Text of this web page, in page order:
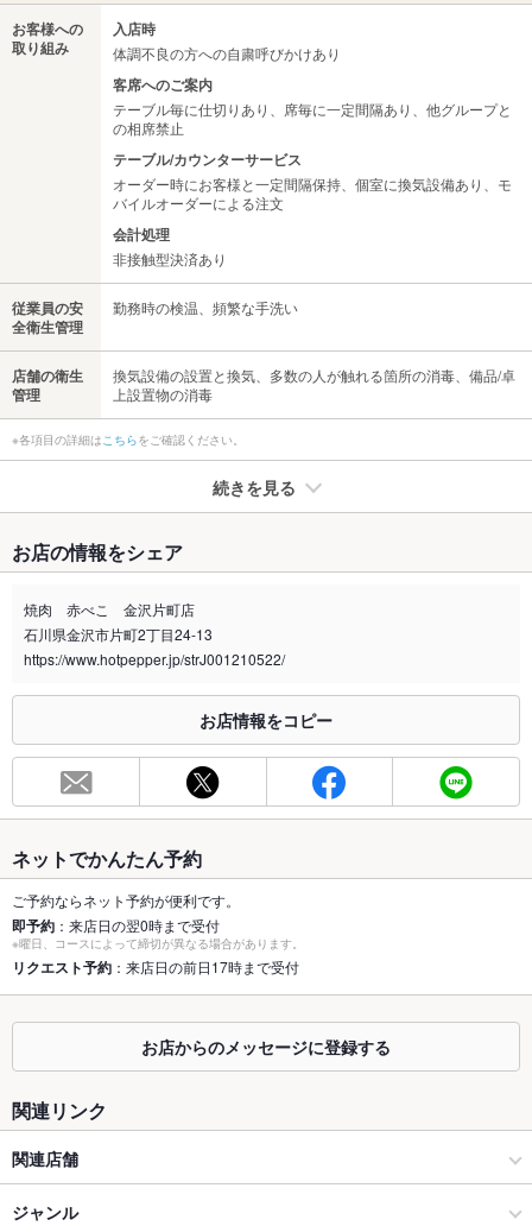
お客様への
取り組み
入店時
体調不良の方への自粛呼びかけあり
客席へのご案内
テーブル毎に仕切りあり、席毎に一定間隔あり、他グループと
の相席禁止
テーブル/カウンターサービス
オーダー時にお客様と一定間隔保持、個室に換気設備あり、モ
バイルオーダーによる注文
会計処理
非接触型決済あり
従業員の安
全衛生管理
勤務時の検温、頻繁な手洗い
店舗の衛生
管理
換気設備の設置と換気、多数の人が触れる箇所の消毒、備品/卓
上設置物の消毒
※各項目の詳細はこちらをご確認ください。
続きを見る
禁煙・喫煙 全席喫煙可
喫煙専用室 なし
※2020年4月1日～受動喫煙対策に関する法律が施行されています。正しい情報はお店へお問い
総席数 80席
最大宴会収
80人(最大80名様まで対応可能です。貸し切りもご相談くださ
個室
あり ：35名様、32名様、12名様までご利用いただける個室が
あります。
座敷 なし
掘りごたつ あり ：半個室のお座敷席も複数ご用意しています。
貸切可 ：人数やご予算に応じて貸し切り可能です。お気軽にご
お店の情報をシェア
焼肉 赤べこ 金沢片町店
石川県金沢市片町2丁目24-13
https://www.hotpepper.jp/strJ001210522/
お店情報をコピー
ネットでかんたん予約
ご予約ならネット予約が便利です。
即予約 ：来店日の翌0時まで受付
※曜日、コースによって締切が異なる場合があります。
リクエスト予約 ：来店日の前日17時まで受付
お店からのメッセージに登録する
関連リンク
関連店舗
焼肉酒場 吟べこ 金沢片町店
ジャンル